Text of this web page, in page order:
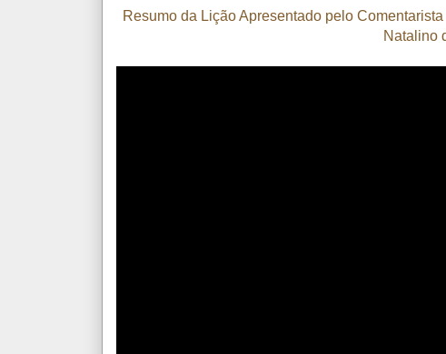
Resumo da Lição Apresentado pelo
Natalino